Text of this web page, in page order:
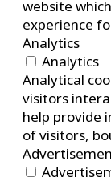
website
experience
Analytics
Analytics
Analytical
visitors
help provide
of visitors,